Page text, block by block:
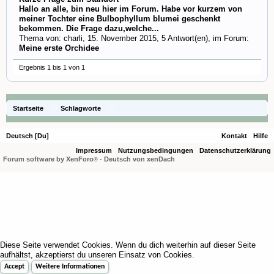
Hallo an alle, bin neu hier im Forum. Habe vor kurzem von
meiner Tochter eine Bulbophyllum blumei geschenkt
bekommen. Die Frage dazu,welche...
Thema von: charli, 15. November 2015, 5 Antwort(en), im Forum:
Meine erste Orchidee
Ergebnis 1 bis 1 von 1
Startseite Schlagworte
Deutsch [Du] Kontakt
Hilfe
Impressum
Nutzungsbedingungen
Datenschutzerklärung
Forum software by XenForo® - Deutsch von xenDach
Diese Seite verwendet Cookies. Wenn du dich weiterhin auf dieser Seite
aufhältst, akzeptierst du unseren Einsatz von Cookies.
Accept Weitere Informationen